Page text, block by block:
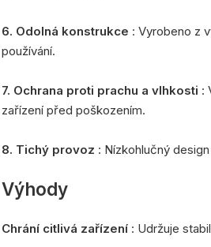
6. Odolná konstrukce : Vyrobeno z
používání.
7. Ochrana proti prachu a vlhkosti :
zařízení před poškozením.
8. Tichý provoz : Nízkohlučný
Výhody
Chrání citlivá zařízení : Udržuje